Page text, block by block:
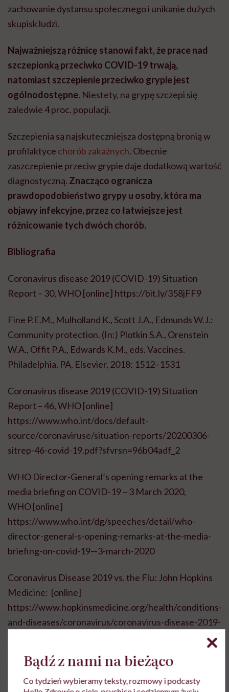
zachowanie dystansu społecznego i unikanie dużych
skupisk ludzi.
Najważniejszą różnicę stanowi fakt, że prace nad
szczepionką przeciwko COVID-19 trwają,
natomiast szczepienie przeciwko grypie jest
ogólnodostępne. Niestety, na grypę szczepi się
zaledwie 4 proc. populacji.
Szczepienia są najskuteczniejsza dostępną bronią w
profilaktyce chorób zakaźnych. Obecnie
zaszczepienie przeciw grypie daje dodatkową wartość
diagnostyczną. Znacząco ogranicza
prawdopodobieństwo grypy u osoby, która ma
objawy infekcyjne, przez co łatwiejsze jest
różnicowanie tych dwóch chorób.
Bibliografia
Coronavirus disease 2019 (COVID-19) Situation
Report – 30, WHO [online] https://bit.ly/358jFF9
Fine P.E.M., Mulholland K., Scott J.A., Edmunds W.J.:
Community protection. (In:) Plotkin S.A., Orenstein
W.A., Offit P.A., Edwards K.M., eds. Vaccines.
Philadelphia, PA, Elsevier, 2018: 1512–1531
Coronavirus disease 2019 (COVID-19) Situation
Report – 46, WHO [online]
https://www.who.int/docs/default-
source/coronaviruse/situation-reports/20200306-
sitrep-46-covid-19.pdf?sfvrsn=96b04adf_2
WHO Director-General’s opening remarks at the
media briefing on COVID-19 – 3 March 2020,
WHO [online]
https://www.who.int/dg/speeches/detail/who-
director-general-s-opening-remarks-at-the-media-
briefing-on-covid-19—3-march-2020
Coronavirus Disease 2019 vs. the Flu: John Hopkins
Medicine: [online]
https://www.hopkinsmedicine.org/health/conditions-
and-diseases/coronavirus/coronavirus-disease-2019-
vs-the-flu
Artykuł powstał na podstawie materiałów prasowych
Bądź z nami na bieżąco
Co tydzień wybieramy teksty, rozmowy i podcasty